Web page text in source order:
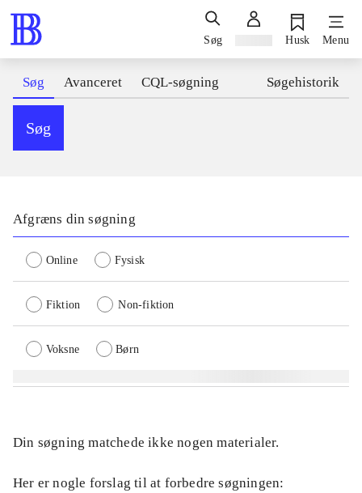
Søg Husk Menu
Søg Avanceret CQL-søgning Søgehistorik
Søg
Afgræns din søgning
Online Fysisk
Fiktion Non-fiktion
Voksne Børn
Din søgning matchede ikke nogen materialer.
Her er nogle forslag til at forbedre søgningen: